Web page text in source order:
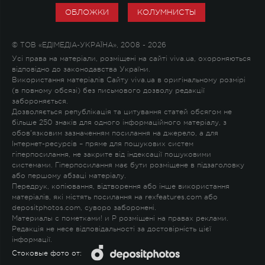
ОБЛОЖКИ КОЛУМНИСТЫ
© ТОВ «ЕДІМЕДІА-УКРАЇНА», 2008 - 2026
Усі права на матеріали, розміщені на сайті viva.ua, охороняються
відповідно до законодавства України.
Використання матеріалів Сайту viva.ua в оригінальному розмірі
(в повному обсязі) без письмового дозволу редакції
забороняється.
Дозволяється републікація та цитування статей обсягом не
більше 250 знаків для одного інформаційного матеріалу, з
обов'язковим зазначенням посилання на джерело, а для
Інтернет-ресурсів – пряме для пошукових систем
гіперпосилання, не закрите від індексації пошуковими
системами. Гіперпосилання має бути розміщене в підзаголовку
або першому абзаці матеріалу.
Передрук, копіювання, відтворення або інше використання
матеріалів, які містять посилання на rexfeatures.com або
depositphotos.com, суворо заборонені.
Материалы с пометками! и P розміщені на правах реклами.
Редакція не несе відповідальності за достовірність цієї
інформації.
Стоковые фото от: